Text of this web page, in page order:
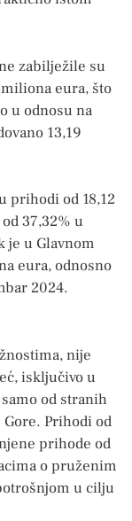
zabilježile su
eura, što
u odnosu na
13,19
prihodi od 18,12
37,32% u
je u Glavnom
eura, odnosno
2024.
nije
isključivo u
od stranih
Prihodi od
prihode od
o pruženim
u cilju